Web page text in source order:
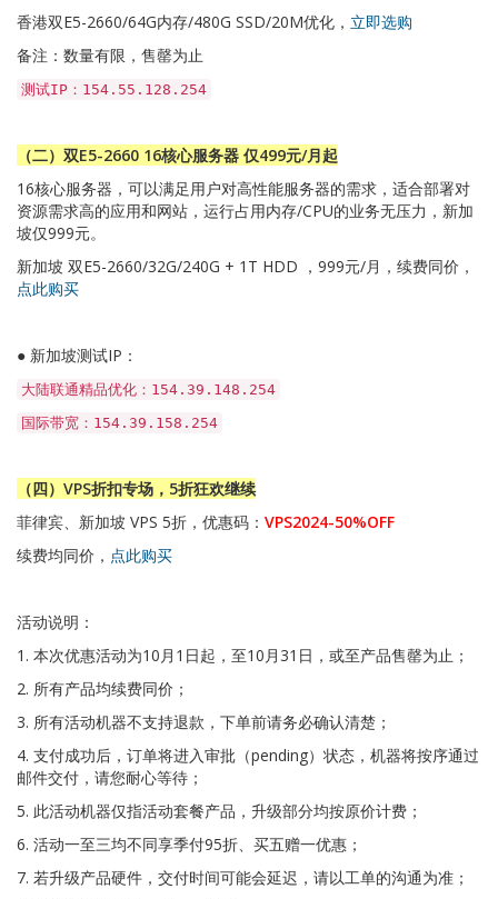
香港双E5-2660/64G内存/480G SSD/20M优化， 立即选购
备注：数量有限，售罄为止
测试IP：154.55.128.254
（二）双E5-2660 16核心服务器 仅499元/月起
16核心服务器，可以满足用户对高性能服务器的需求，适合部署对
资源需求高的应用和网站，运行占用内存/CPU的业务无压力，新加
坡仅999元。
新加坡 双E5-2660/32G/240G + 1T HDD ，999元/月，续费同价，
点此购买
● 新加坡测试IP：
大陆联通精品优化：154.39.148.254
国际带宽：154.39.158.254
（四）VPS折扣专场，5折狂欢继续
菲律宾、新加坡 VPS 5折，优惠码： VPS2024-50%OFF
续费均同价， 点此购买
活动说明：
1. 本次优惠活动为10月1日起，至10月31日，或至产品售罄为止；
2. 所有产品均续费同价；
3. 所有活动机器不支持退款，下单前请务必确认清楚；
4. 支付成功后，订单将进入审批（pending）状态，机器将按序通过
邮件交付，请您耐心等待；
5. 此活动机器仅指活动套餐产品，升级部分均按原价计费；
6. 活动一至三均不同享季付95折、买五赠一优惠；
7. 若升级产品硬件，交付时间可能会延迟，请以工单的沟通为准；